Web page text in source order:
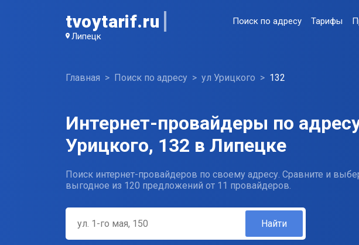
tvoytarif.ru
Липецк
Поиск по адресу Тарифы
Главная Поиск по адресу ул Урицкого 132
Интернет-провайдеры по
Урицкого, 132 в Липецке
Поиск интернет-провайдеров по своему адресу. Сравните и
выгодное из 120 предложений от 11 провайдеров.
Найти